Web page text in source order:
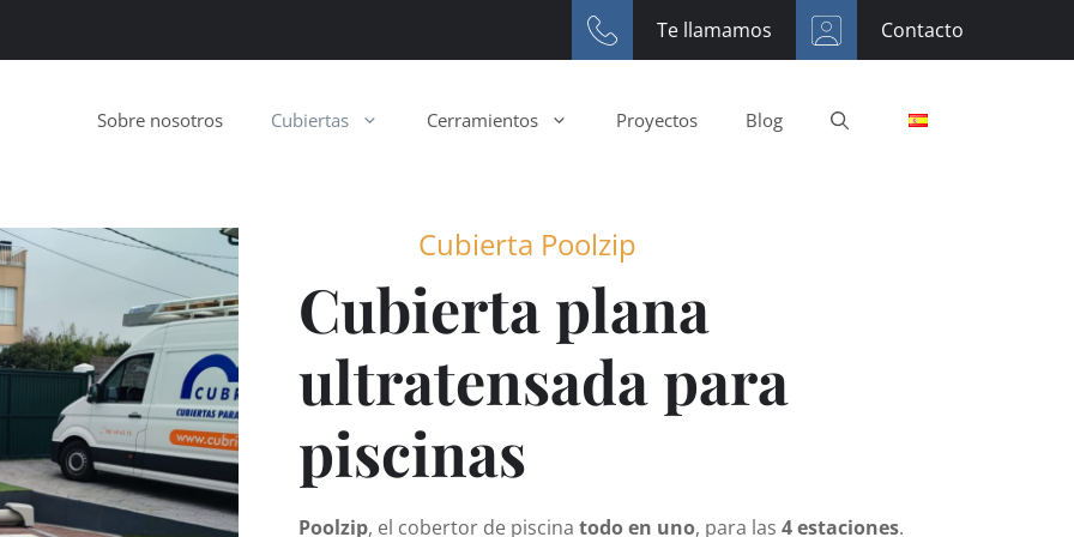
Te llamamos Contacto
Sobre nosotros Cubiertas Cerramientos Proyectos Blog
Cubierta Poolzip
Cubierta plana
ultratensada para
piscinas
Poolzip, el cobertor de piscina todo en uno, para las 4 estaciones.